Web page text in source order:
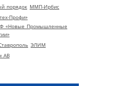
порядок ММП-Ирбис
Профи»
«Новые Промышленные
ЭЛИМ
АВ